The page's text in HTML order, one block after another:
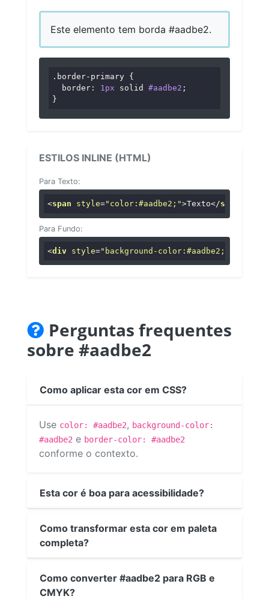
Este elemento tem borda #aadbe2.
.border-primary {
border : 1px solid #aadbe2 ;
}
ESTILOS INLINE (HTML)
Para Texto:
<span style="color:#aadbe2;">Texto</span
Para Fundo:
<div style="background-color:#aadbe2;"
Perguntas frequentes
sobre #aadbe2
Como aplicar esta cor em CSS?
Use color: #aadbe2, background-color:
#aadbe2 e border-color: #aadbe2
conforme o contexto.
Esta cor é boa para acessibilidade?
Como transformar esta cor em paleta
completa?
Como converter #aadbe2 para RGB e
CMYK?